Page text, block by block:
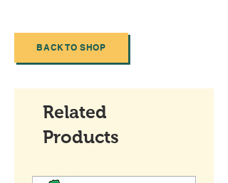
BACK TO SHOP
Related
Products